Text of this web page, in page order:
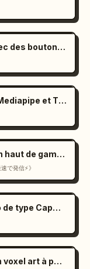
Générez 40 icônes SVG simples avec des boutons de téléchargement
Démo web d'effet d'œil laser avec Mediapipe et Three.js
Générateur de pages de destination haut de gamme de style suisse en React
で発信⚡️》
Interface utilisateur d'éditeur vidéo de type CapCut dans Gemini
Génération d'une scène Three.js en voxel art à partir d'une image (prompt)